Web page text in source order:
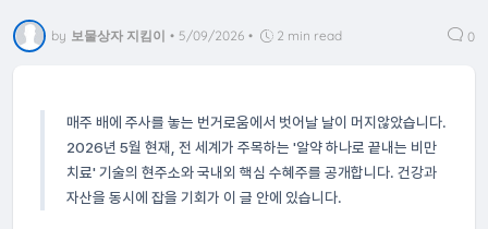
by 보물상자 지킴이 • 5/09/2026 • 2 min read 0
매주 배에 주사를 놓는 번거로움에서 벗어날 날이 머지않았습니다.
2026년 5월 현재, 전 세계가 주목하는 '알약 하나로 끝내는 비만
치료' 기술의 현주소와 국내외 핵심 수혜주를 공개합니다. 건강과
자산을 동시에 잡을 기회가 이 글 안에 있습니다.